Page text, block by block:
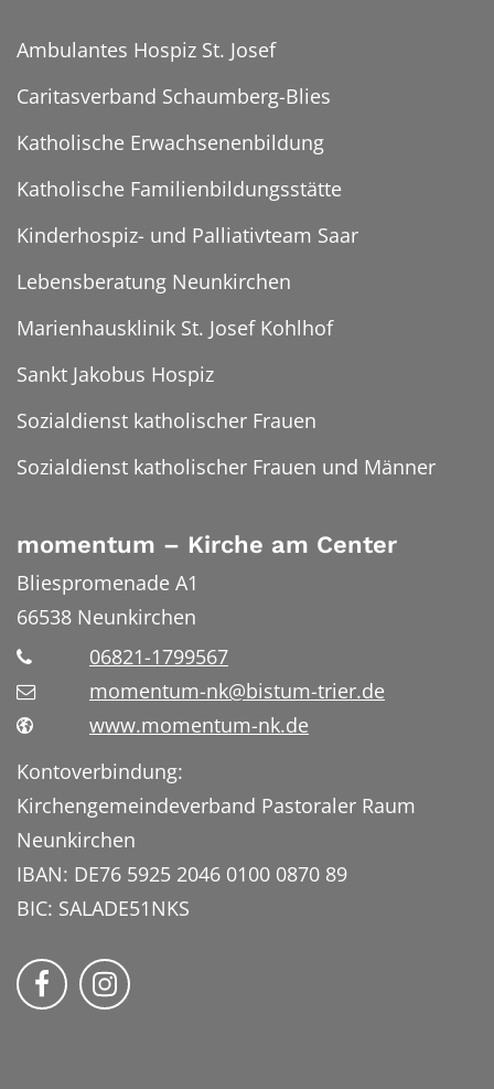
Ambulantes Hospiz St. Josef
Caritasverband Schaumberg-Blies
Katholische Erwachsenenbildung
Katholische Familienbildungsstätte
Kinderhospiz- und Palliativteam Saar
Lebensberatung Neunkirchen
Marienhausklinik St. Josef Kohlhof
Sankt Jakobus Hospiz
Sozialdienst katholischer Frauen
Sozialdienst katholischer Frauen und Männer
momentum – Kirche am Center
Bliespromenade A1
66538 Neunkirchen
06821-1799567
momentum-nk@bistum-trier.de
www.momentum-nk.de
Kontoverbindung:
Kirchengemeindeverband Pastoraler Raum
Neunkirchen
IBAN: DE76 5925 2046 0100 0870 89
BIC: SALADE51NKS
momentum – Kirche am Center auf
Bmomentum – Kirche am Center